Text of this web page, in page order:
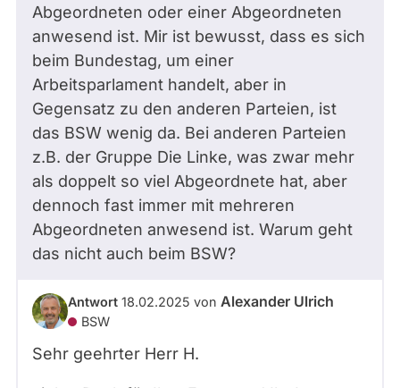
Spenden
Abgeordneten oder einer Abgeordneten
anwesend ist. Mir ist bewusst, dass es sich
beim Bundestag, um einer
Arbeitsparlament handelt, aber in
Gegensatz zu den anderen Parteien, ist
das BSW wenig da. Bei anderen Parteien
z.B. der Gruppe Die Linke, was zwar mehr
als doppelt so viel Abgeordnete hat, aber
dennoch fast immer mit mehreren
Abgeordneten anwesend ist. Warum geht
das nicht auch beim BSW?
Antwort 18.02.2025 von Alexander Ulrich
BSW
Sehr geehrter Herr H.